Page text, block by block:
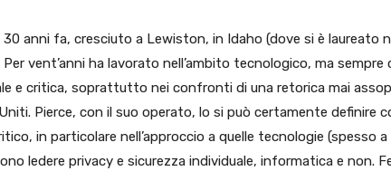
anni fa, cresciuto a Lewiston, in Idaho (dove si è laureato
vent’anni ha lavorato nell’ambito tecnologico, ma sempre
e critica, soprattutto nei confronti di una retorica mai
Pierce, con il suo operato, lo si può certamente definire
in particolare nell’approccio a quelle tecnologie (spesso a
ledere privacy e sicurezza individuale, informatica e non.